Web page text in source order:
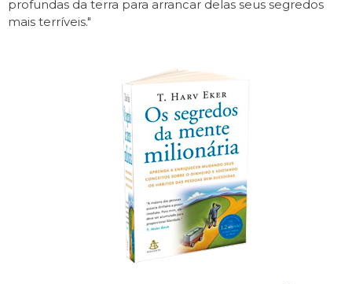
profundas da terra para arrancar delas seus segredos
mais terríveis."